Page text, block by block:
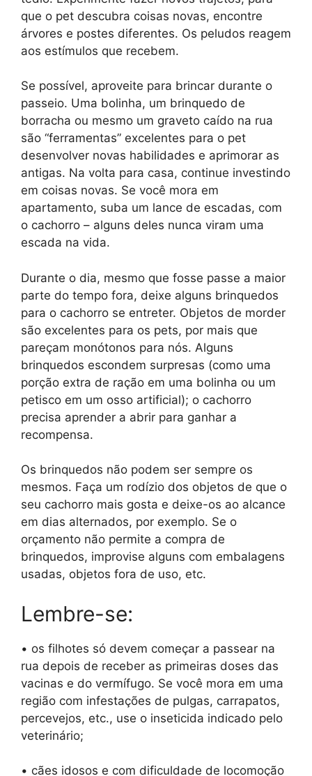
que o pet descubra coisas novas, encontre
árvores e postes diferentes. Os peludos reagem
aos estímulos que recebem.
Se possível, aproveite para brincar durante o
passeio. Uma bolinha, um brinquedo de
borracha ou mesmo um graveto caído na rua
são “ferramentas” excelentes para o pet
desenvolver novas habilidades e aprimorar as
antigas. Na volta para casa, continue investindo
em coisas novas. Se você mora em
apartamento, suba um lance de escadas, com
o cachorro – alguns deles nunca viram uma
escada na vida.
Durante o dia, mesmo que fosse passe a maior
parte do tempo fora, deixe alguns brinquedos
para o cachorro se entreter. Objetos de morder
são excelentes para os pets, por mais que
pareçam monótonos para nós. Alguns
brinquedos escondem surpresas (como uma
porção extra de ração em uma bolinha ou um
petisco em um osso artificial); o cachorro
precisa aprender a abrir para ganhar a
recompensa.
Os brinquedos não podem ser sempre os
mesmos. Faça um rodízio dos objetos de que o
seu cachorro mais gosta e deixe-os ao alcance
em dias alternados, por exemplo. Se o
orçamento não permite a compra de
brinquedos, improvise alguns com embalagens
usadas, objetos fora de uso, etc.
Lembre-se:
• os filhotes só devem começar a passear na
rua depois de receber as primeiras doses das
vacinas e do vermífugo. Se você mora em uma
região com infestações de pulgas, carrapatos,
percevejos, etc., use o inseticida indicado pelo
veterinário;
• cães idosos e com dificuldade de locomoção